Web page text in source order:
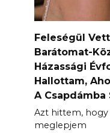
Feleségül
Barátomat-
Házassági
Hallottam,
A Csapdámba
Azt hittem, hogy
meglepjem